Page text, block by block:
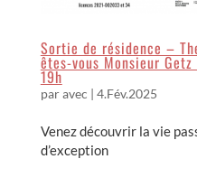
Sortie de résidence –
êtes-vous Monsieur
19h
paravec | 4.Fév.2025
Venez découvrir la vie
d’exception